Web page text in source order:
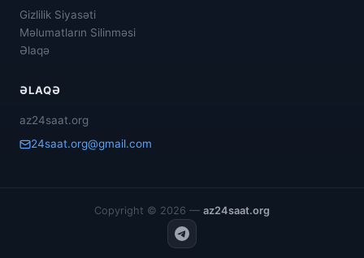
Gizlilik Siyasəti
Məlumatların Silinməsi
Əlaqə
ƏLAQƏ
az24saat.org
24saat.org@gmail.com
Copyright © 2026 — az24saat.org